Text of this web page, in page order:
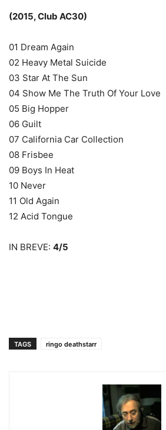
(2015, Club AC30)
01 Dream Again
02 Heavy Metal Suicide
03 Star At The Sun
04 Show Me The Truth Of Your Love
05 Big Hopper
06 Guilt
07 California Car Collection
08 Frisbee
09 Boys In Heat
10 Never
11 Old Again
12 Acid Tongue
IN BREVE: 4/5
TAGS ringo deathstarr